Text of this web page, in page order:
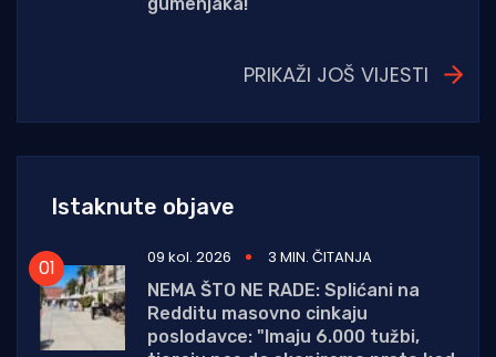
PRIKAŽI JOŠ VIJESTI
Istaknute objave
09 kol. 2026
3 MIN. ČITANJA
NEMA ŠTO NE RADE: Splićani na
Redditu masovno cinkaju
poslodavce: "Imaju 6.000 tužbi,